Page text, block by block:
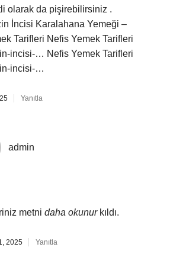
olarak da pişirebilirsiniz .
İncisi Karalahana Yemeği –
Tarifleri Nefis Yemek Tarifleri
incisi-… Nefis Yemek Tarifleri
incisi-…
Yanıtla
admin
metni daha okunurkıldı.
2025 Yanıtla